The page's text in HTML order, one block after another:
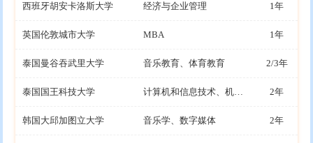
西班牙胡安卡洛斯大学 经济与企业管理 1年
英国伦敦城市大学 MBA 1年
泰国曼谷吞武里大学 音乐教育、体育教育 2/3年
泰国国王科技大学 计算机和信息技术、机械工程 2年
韩国大邱加图立大学 音乐学、数字媒体 2年